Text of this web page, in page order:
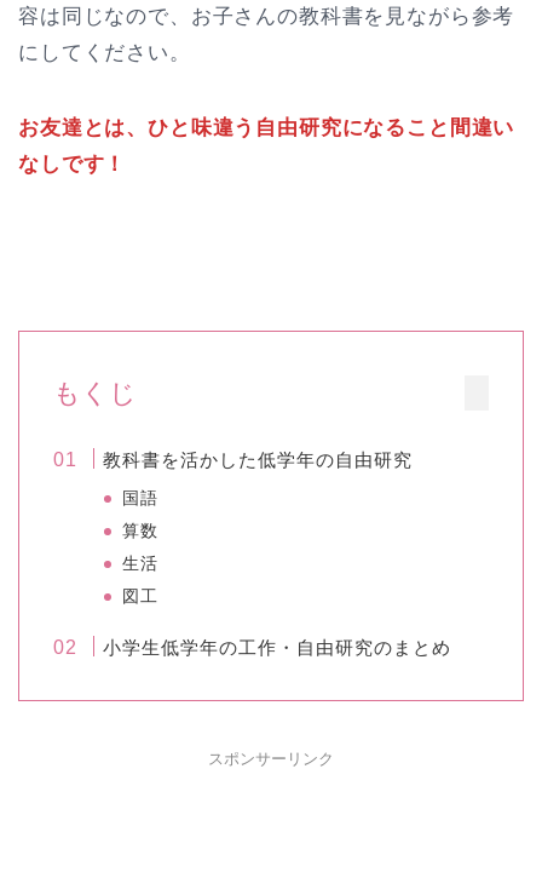
容は同じなので、お子さんの教科書を見ながら参考
にしてください。
お友達とは、ひと味違う自由研究になること間違い
なしです！
もくじ
教科書を活かした低学年の自由研究
国語
算数
生活
図工
小学生低学年の工作・自由研究のまとめ
スポンサーリンク